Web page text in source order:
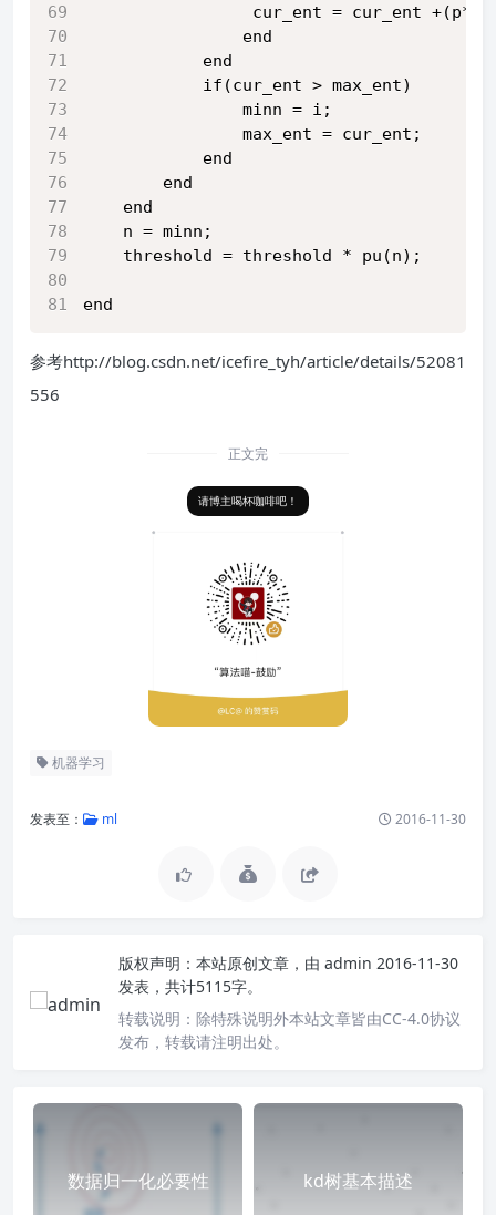
cur_ent = cur_ent
                end
            end
            if(cur_ent > max_ent)
                minn = i;
                max_ent = cur_ent;
            end
        end
    end
    n = minn;
    threshold = threshold * pu(n);
end
参考http://blog.csdn.net/icefire_tyh/article/details/52081
556
正文完
请博主喝杯咖啡吧！
机器学习
发表至： ml 2016-11-30
版权声明： 本站原创文章，由 admin 2016-11-30
发表，共计5115字。
转载说明： 除特殊说明外本站文章皆由CC-4.0协议
发布，转载请注明出处。
数据归一化必要性 kd树基本描述